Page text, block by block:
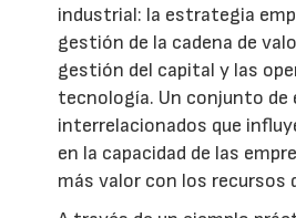
industrial: la estrategia
gestión de la cadena de
gestión del capital y las
tecnología. Un conjunto de
interrelacionados que
en la capacidad de las
más valor con los recursos